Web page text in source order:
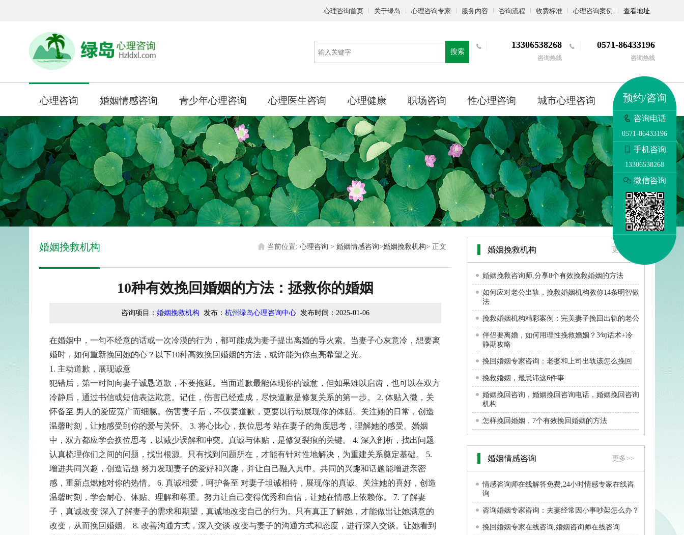
心理咨询首页 关于绿岛 心理咨询专家 服务内容 咨询流程 收费标准 心理咨询案例 查看地址
搜索
13306538268
咨询热线
0571-86433196
咨询热线
心理咨询 婚姻情感咨询 青少年心理咨询 心理医生咨询 心理健康 职场咨询 性心理咨询 城市心理咨询 更多
婚姻挽救机构 当前位置: 心理咨询 > 婚姻情感咨询>婚姻挽救机构> 正文
10种有效挽回婚姻的方法：拯救你的婚姻
咨询项目： 婚姻挽救机构 发布： 杭州绿岛心理咨询中心 发布时间： 2025-01-06
在婚姻中，一句不经意的话或一次冷漠的行为，都可能成为妻子提出离婚的导火索。当妻子心灰意冷，想要离
婚时，如何重新挽回她的心？以下10种高效挽回婚姻的方法，或许能为你点亮希望之光。
1. 主动道歉，展现诚意
犯错后，第一时间向妻子诚恳道歉，不要拖延。当面道歉最能体现你的诚意，但如果难以启齿，也可以在双方
冷静后，通过书信或短信表达歉意。记住，伤害已经造成，尽快道歉是修复关系的第一步。
2. 体贴入微，关
怀备至 男人的爱应宽广而细腻。伤害妻子后，不仅要道歉，更要以行动展现你的体贴。关注她的日常，创造
温馨时刻，让她感受到你的爱与关怀。
3. 将心比心，换位思考 站在妻子的角度思考，理解她的感受。婚姻
中，双方都应学会换位思考，以减少误解和冲突。真诚与体贴，是修复裂痕的关键。
4. 深入剖析，找出问题
认真梳理你们之间的问题，找出根源。只有找到问题所在，才能有针对性地解决，为重建关系奠定基础。
5.
增进共同兴趣，创造话题 努力发现妻子的爱好和兴趣，并让自己融入其中。共同的兴趣和话题能增进亲密
感，重新点燃她对你的热情。
6. 真诚相爱，呵护备至 对妻子坦诚相待，展现你的真诚。关注她的喜好，创造
温馨时刻，学会耐心、体贴、理解和尊重。努力让自己变得优秀和自信，让她在情感上依赖你。
7. 了解妻
子，真诚改变 深入了解妻子的需求和期望，真诚地改变自己的行为。只有真正了解她，才能做出让她满意的
改变，从而挽回婚姻。
8. 改善沟通方式，深入交谈 改变与妻子的沟通方式和态度，进行深入交谈。让她看到
婚姻挽救机构 更多>>
婚姻挽救咨询师,分享8个有效挽救婚姻的方法
如何应对老公出轨，挽救婚姻机构教你14条明智做
法
挽救婚姻机构精彩案例：完美妻子挽回出轨的老公
伴侣要离婚，如何用理性挽救婚姻？3句话术+冷
静期攻略
挽回婚姻专家咨询：老婆和上司出轨该怎么挽回
挽救婚姻，最忌讳这6件事
婚姻挽回咨询，婚姻挽回咨询电话，婚姻挽回咨询
机构
怎样挽回婚姻，7个有效挽回婚姻的方法
婚姻情感咨询 更多>>
情感咨询师在线解答免费,24小时情感专家在线咨
询
咨询婚姻专家咨询：夫妻经常因小事吵架怎么办？
挽回婚姻专家在线咨询,婚姻咨询师在线咨询
预约/咨询
咨询电话
0571-86433196
手机咨询
13306538268
微信咨询